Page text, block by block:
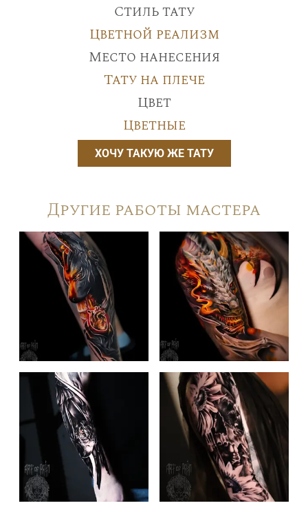
Стиль тату
Цветной реализм
Место нанесения
Тату на плече
Цвет
Цветные
ХОЧУ ТАКУЮ ЖЕ ТАТУ
Другие работы мастера